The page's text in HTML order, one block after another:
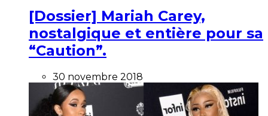
[Dossier] Mariah Carey,
nostalgique et entière pour sa
“Caution”.
30 novembre 2018